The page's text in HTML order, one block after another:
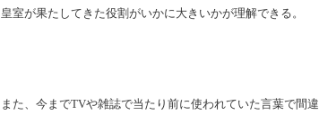
皇室が果たしてきた役割がいかに大きいかが理解できる。
また、今までTVや雑誌で当たり前に使われていた言葉で間違